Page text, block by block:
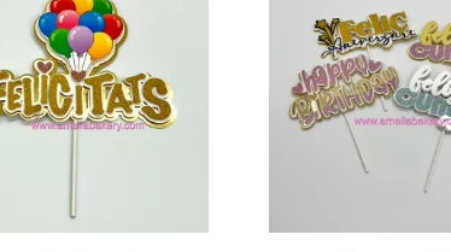
producto
múltiples
variantes.
Las